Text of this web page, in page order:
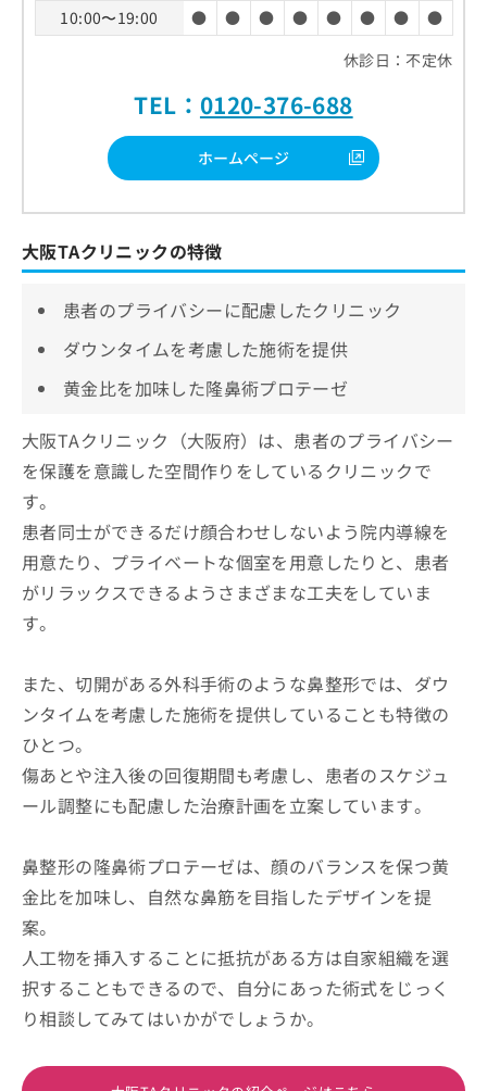
10:00〜19:00
● ● ● ● ● ● ●
●
休診日：不定休
TEL： 0120-376-688
ホームページ
大阪TAクリニックの特徴
患者のプライバシーに配慮したクリニック
ダウンタイムを考慮した施術を提供
黄金比を加味した隆鼻術プロテーゼ
大阪TAクリニック（大阪府）は、患者のプライバシー
を保護を意識した空間作りをしているクリニックで
す。
患者同士ができるだけ顔合わせしないよう院内導線を
用意たり、プライベートな個室を用意したりと、患者
がリラックスできるようさまざまな工夫をしていま
す。
また、切開がある外科手術のような鼻整形では、ダウ
ンタイムを考慮した施術を提供していることも特徴の
ひとつ。
傷あとや注入後の回復期間も考慮し、患者のスケジュ
ール調整にも配慮した治療計画を立案しています。
鼻整形の隆鼻術プロテーゼは、顔のバランスを保つ黄
金比を加味し、自然な鼻筋を目指したデザインを提
案。
人工物を挿入することに抵抗がある方は自家組織を選
択することもできるので、自分にあった術式をじっく
り相談してみてはいかがでしょうか。